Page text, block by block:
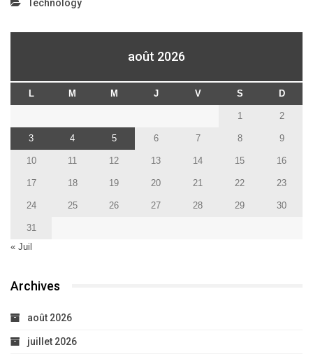
Technology
août 2026
L M M J V S D
1 2
3 4 5 6 7 8 9
10 11 12 13 14 15 16
17 18 19 20 21 22 23
24 25 26 27 28 29 30
31
« Juil
Archives
août 2026
juillet 2026